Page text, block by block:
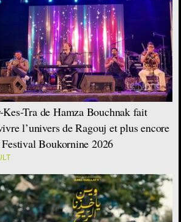
Kes-Tra de Hamza Bouchnak fait
l’univers de Ragouj et plus encore
Boukornine 2026